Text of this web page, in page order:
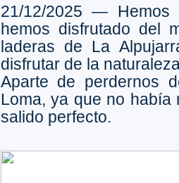
21/12/2025 ― Hemos
hemos disfrutado del
laderas de La
disfrutar de la
Aparte de perdernos
Loma, ya que no
salido perfecto.